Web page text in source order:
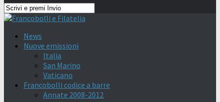
News
Nuove emissioni
Italia
San Marino
Vaticano
Francobolli codice a barre
Annate 2008-2012